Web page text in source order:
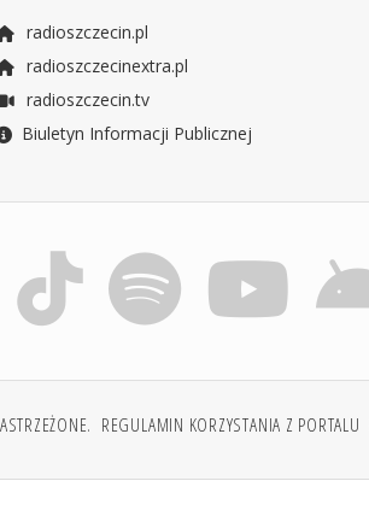
radioszczecin.pl
radioszczecinextra.pl
radioszczecin.tv
Biuletyn Informacji Publicznej
REGULAMIN KORZYSTANIA Z PORTALU